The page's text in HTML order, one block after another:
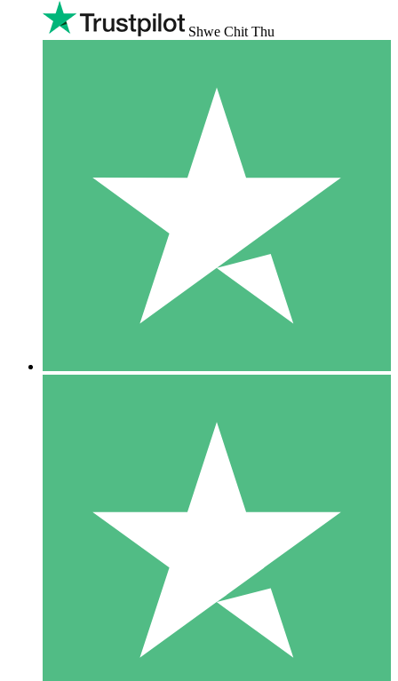
Shwe Chit Thu